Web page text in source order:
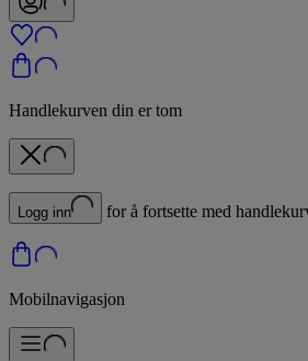
Handlekurven din er tom
Logg inn for å fortsette med
Mobilnavigasjon